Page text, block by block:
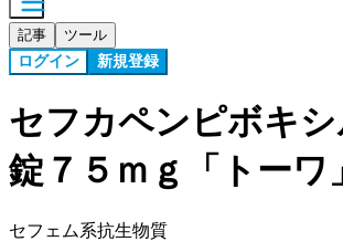
記事 ツール
ログイン 新規登録
セフカペンピボキ
錠７５ｍｇ「トーワ
セフェム系抗生物質